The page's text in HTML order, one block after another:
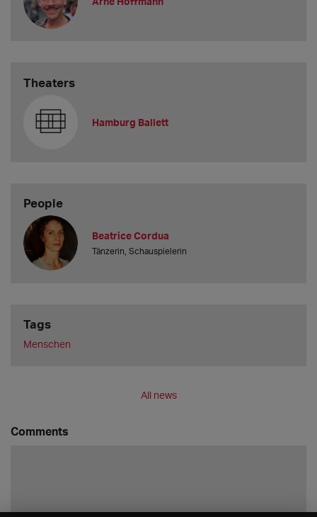
Theaters
Hamburg Ballett
People
Beatrice Cordua
Tänzerin, Schauspielerin
Tags
Menschen
All news
Comments